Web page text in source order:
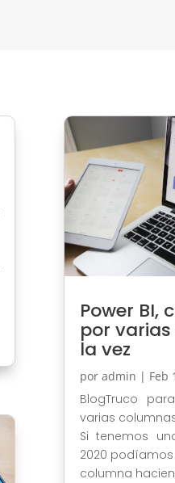
Power BI,
por
la vez
por admin | Feb
BlogTruco
varias
Si tenemos
2020
columna